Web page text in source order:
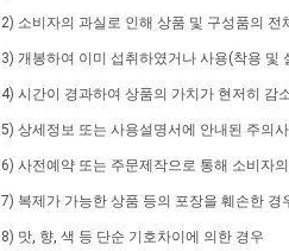
2) 소비자의 과실로 인해 상품 및 구성품의
3) 개봉하여 이미 섭취하였거나 사용(착용 및
4) 시간이 경과하여 상품의 가치가 현저히 감
5) 상세정보 또는 사용설명서에 안내된 주의
6) 사전예약 또는 주문제작으로 통해 소비자
7) 복제가 가능한 상품 등의 포장을 훼손한 경
8) 맛, 향, 색 등 단순 기호차이에 의한 경우